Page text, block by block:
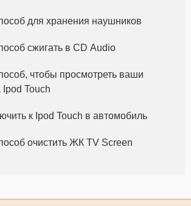
для хранения наушников
сжигать в CD Audio
чтобы просмотреть ваши
Touch
к Ipod Touch в автомобиль
очистить ЖК TV Screen